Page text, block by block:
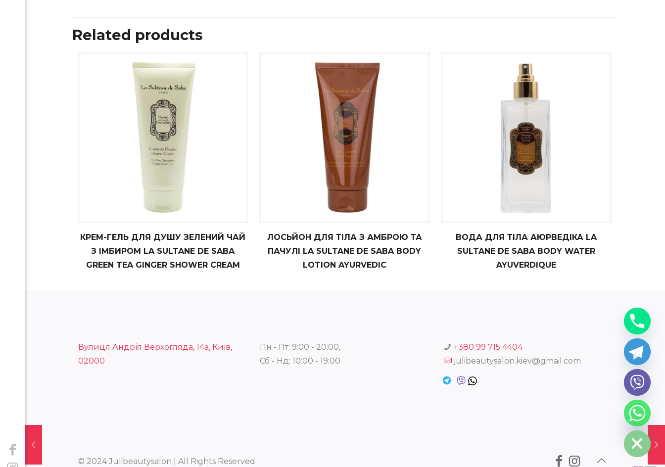
Related products
КРЕМ-ГЕЛЬ ДЛЯ ДУШУ ЗЕЛЕНИЙ ЧАЙ
З ІМБИРОМ LA SULTANE DE SABA
GREEN TEA GINGER SHOWER CREAM
ЛОСЬЙОН ДЛЯ ТІЛА З АМБРОЮ ТА
ПАЧУЛІ LA SULTANE DE SABA BODY
LOTION AYURVEDIC
ВОДА ДЛЯ ТІЛА АЮРВЕДІКА LA
SULTANE DE SABA BODY WATER
AYUVERDIQUE
Вулиця Андрія Верхогляда, 14а, Київ,
02000
Пн - Пт: 9:00 - 20:00,
Сб - Нд: 10:00 - 19:00
+380 99 715 4404
julibeautysalon.kiev@gmail.com
© 2024 Julibeautysalon | All Rights Reserved
Hide
chaty